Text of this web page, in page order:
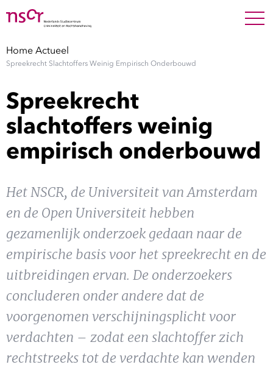
Medewerkers
Factsheets
Over NSCR
Contact
Uitgelicht
Cursus
BLOG
Home Actueel
Spreekrecht Slachtoffers Weinig Empirisch Onderbouwd
Spreekrecht
slachtoffers weinig
empirisch onderbouwd
Het NSCR, de Universiteit van Amsterdam
en de Open Universiteit hebben
gezamenlijk onderzoek gedaan naar de
empirische basis voor het spreekrecht en de
uitbreidingen ervan. De onderzoekers
concluderen onder andere dat de
voorgenomen verschijningsplicht voor
verdachten – zodat een slachtoffer zich
rechtstreeks tot de verdachte kan wenden